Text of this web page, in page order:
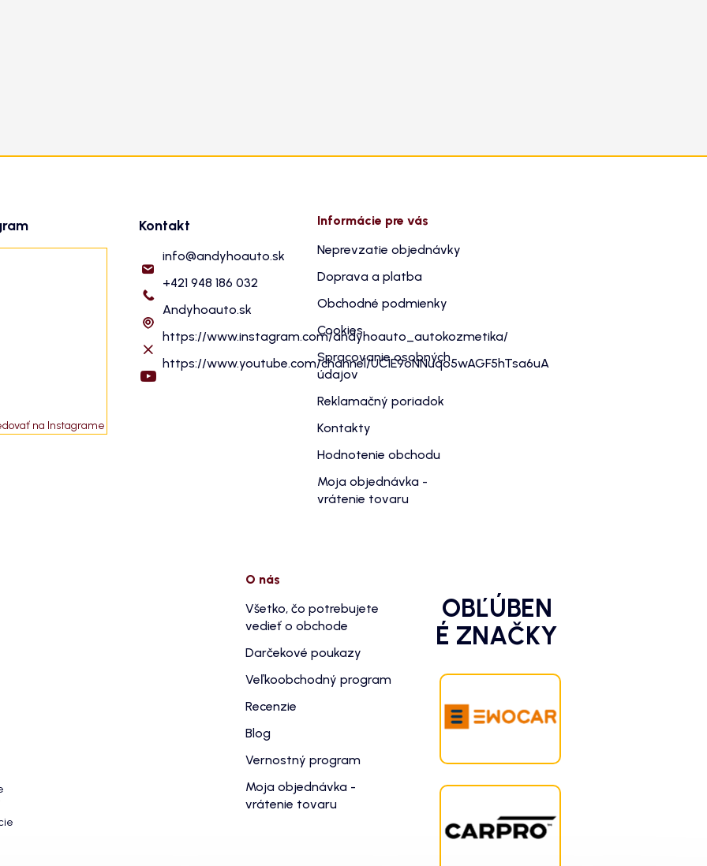
na Instagrame
Kontakt
info@andyhoauto.sk
+421 948 186 032
Andyhoauto.sk
https://www.instagram.com/andyhoauto_autokozmetika/
https://www.youtube.com/channel/UC1E9oNNuqo5wAGF5hTsa6uA
Informácie pre vás
Neprevzatie objednávky
Doprava a platba
Obchodné podmienky
Cookies
Spracovanie osobných
údajov
Reklamačný poriadok
Kontakty
Hodnotenie obchodu
Moja objednávka -
vrátenie tovaru
O nás
Všetko, čo potrebujete
vedieť o obchode
Darčekové poukazy
Veľkoobchodný program
Recenzie
Blog
Vernostný program
Moja objednávka -
vrátenie tovaru
OBĽÚBEN
É ZNAČKY